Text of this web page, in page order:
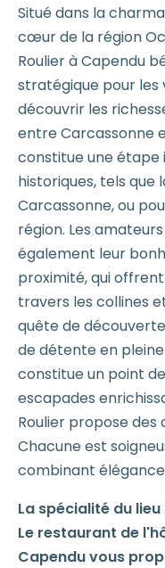
Situé dans la
cœur de la région
Roulier à Capendu
stratégique pour les
découvrir les
entre Carcassonne
constitue une étape
historiques, tels que
Carcassonne, ou
région. Les
également leur
proximité, qui
travers les collines
quête de
de détente en
constitue un point
escapades
Roulier propose
Chacune est
combinant
La spécialité du lieu
Le restaurant de
Capendu vous